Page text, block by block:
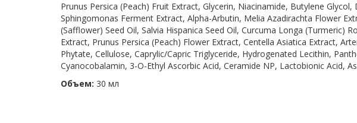
Prunus Persica (Peach) Fruit Extract, Glycerin, Niacinamide, Butylene
Sphingomonas Ferment Extract, Alpha-Arbutin, Melia Azadirachta Flower
(Safflower) Seed Oil, Salvia Hispanica Seed Oil, Curcuma Longa (Turmeric)
Extract, Prunus Persica (Peach) Flower Extract, Centella Asiatica Extract,
Phytate, Cellulose, Caprylic/Capric Triglyceride, Hydrogenated Lecithin,
Cyanocobalamin, 3-O-Ethyl Ascorbic Acid, Ceramide NP, Lactobionic Acid,
Объем: 30 мл